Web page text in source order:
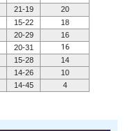
21-19
20
15-22
18
20-29
16
20-31 16
15-28
14
14-26
10
14-45 4